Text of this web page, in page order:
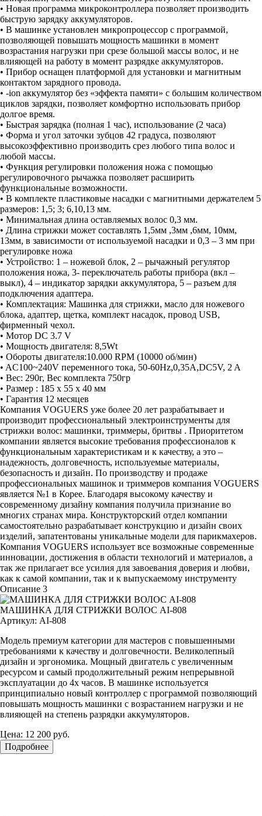
• Новая программа микроконтроллера позволяет производить
быструю зарядку аккумуляторов.
• В машинке установлен микропроцессор с программой,
позволяющей повышать мощность машинки в момент
возрастания нагрузки при срезе большой массы волос, и не
влияющей на работу в момент разрядке аккумуляторов.
• Прибор оснащен платформой для установки и магнитным
контактом зарядного провода.
• -ion аккумулятор без «эффекта памяти» с большим количеством
циклов зарядки, позволяет комфортно использовать прибор
долгое время.
• Быстрая зарядка (полная 1 час), использование (2 часа)
• Форма и угол заточки зубцов 42 градуса, позволяют
высокоэффективно производить срез любого типа волос и
любой массы.
• Функция регулировки положения ножа с помощью
регулировочного рычажка позволяет расширить
функциональные возможности.
• В комплекте пластиковые насадки с магнитными держателем 5
размеров: 1,5; 3; 6,10,13 мм.
• Минимальная длина оставляемых волос 0,3 мм.
• Длина стрижки может составлять 1,5мм ,3мм ,6мм, 10мм,
13мм, в зависимости от используемой насадки и 0,3 – 3 мм при
регулировке ножа
• Устройство: 1 – ножевой блок, 2 – рычажный регулятор
положения ножа, 3- переключатель работы прибора (вкл –
выкл), 4 – индикатор зарядки аккумулятора, 5 – разъем для
подключения адаптера.
• Комплектация: Машинка для стрижки, масло для ножевого
блока, адаптер, щетка, комплект насадок, провод USB,
фирменный чехол.
• Мотор DC 3.7 V
• Мощность двигателя: 8,5Wt
• Обороты двигателя:10.000 RPM (10000 об/мин)
• AC100~240V переменного тока, 50-60Hz,0,35А,DC5V, 2 A
• Вес: 290г, Вес комплекта 750гр
• Размер : 185 x 55 x 40 мм
• Гарантия 12 месяцев
Компания VOGUERS уже более 20 лет разрабатывает и
производит профессиональный электроинструменты для
стрижки волос: машинки, триммеры, бритвы . Приоритетом
компании является высокие требования профессионалов к
функциональным характеристикам и к качеству, а это –
надежность, долговечность, используемые материалы,
безопасность и дизайн. По производству и продаже
профессиональных машинок и триммеров компания VOGUERS
является №1 в Корее. Благодаря высокому качеству и
современному дизайну компания получила признание во
многих странах мира. Конструкторский отдел компании
самостоятельно разрабатывает конструкцию и дизайн своих
изделий, запатентованы уникальные модели для парикмахеров.
Компания VOGUERS использует все возможные современные
инновации, достижения в области технологий и материалов, а
так же прилагает все усилия для завоевания доверия и любви,
как к самой компании, так и к выпускаемому инструменту
Описание 3
МАШИНКА ДЛЯ СТРИЖКИ ВОЛОС AI-808
Артикул: AI-808
Модель премиум категории для мастеров с повышенными
требованиями к качеству и долговечности. Великолепный
дизайн и эргономика. Мощный двигатель с увеличенным
ресурсом и самый продолжительный режим непрерывной
эксплуатации до 4х часов. В машинке используется
принципиально новый контроллер с программой позволяющий
повышать мощность машинки с возрастанием нагрузки и не
влияющей на степень разрядки аккумуляторов.
Цена: 12 200 руб.
Подробнее